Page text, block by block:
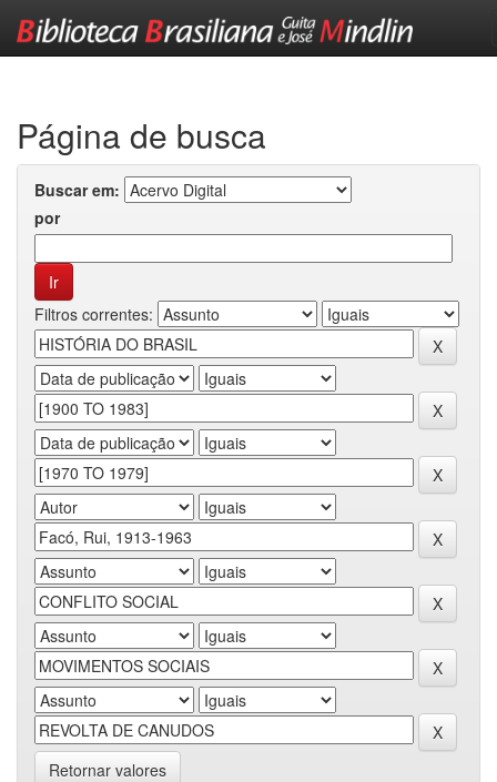
Página de busca
Buscar em:
por
Filtros correntes:
Retornar valores